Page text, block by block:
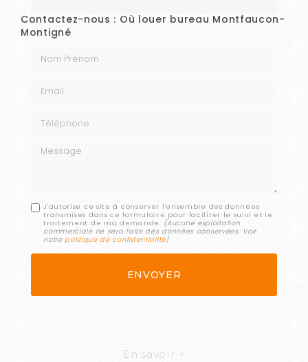
Contactez-nous : Où louer bureau Montfaucon-
Montigné
Message
J'autorise ce site à conserver l'ensemble des données
transmises dans ce formulaire pour faciliter le suivi et le
traitement de ma demande. (Aucune exploitation
commerciale ne sera faite des données conservées. Voir
notrepolitique de confidentialité)
En savoir +